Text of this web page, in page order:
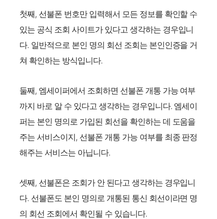
첫째, 선불폰 번호만 입력해서 모든 정보를 확인할 수
있는 공식 조회 사이트가 있다고 생각하는 경우입니
다. 일반적으로 본인 명의 회선 조회는 본인인증을 거
쳐 확인하는 방식입니다.
둘째, 엠세이퍼에서 조회하면 선불폰 개통 가능 여부
까지 바로 알 수 있다고 생각하는 경우입니다. 엠세이
퍼는 본인 명의로 가입된 회선을 확인하는 데 도움을
주는 서비스이지, 선불폰 개통 가능 여부를 최종 판정
해주는 서비스는 아닙니다.
셋째, 선불폰은 조회가 안 된다고 생각하는 경우입니
다. 선불폰도 본인 명의로 개통된 통신 회선이라면 명
의 회선 조회에서 확인될 수 있습니다.